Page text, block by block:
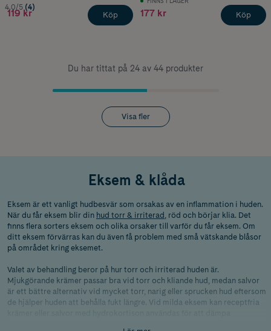
4.0/5 (4)
119 kr Köp 177 kr Köp
Du har tittat på 24 av 44 produkter
Visa fler
Eksem & klåda
Eksem är ett vanligt hudbesvär som orsakas av en inflammation i huden.
När du får eksem blir din hud torr & irriterad , röd och börjar klia. Det
finns flera sorters eksem och olika orsaker till varför du får eksem. Om
ditt eksem förvärras kan du även få problem med små vätskande blåsor
på området kring eksemet.
Valet av behandling beror på hur torr och irriterad huden är.
Mjukgörande krämer passar bra vid torr och kliande hud, medan salvor
är ett bättre alternativ vid mycket torr, narig eller sprucken hud eftersom
de hjälper huden att behålla fukt längre. Vid milda eksem kan receptfria